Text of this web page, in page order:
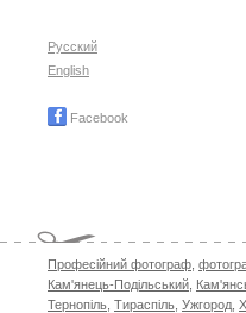
Русский
English
Facebook
Професійний фотограф
Кам'янець-Подільський
Тернопіль Тираспіль Ужгород